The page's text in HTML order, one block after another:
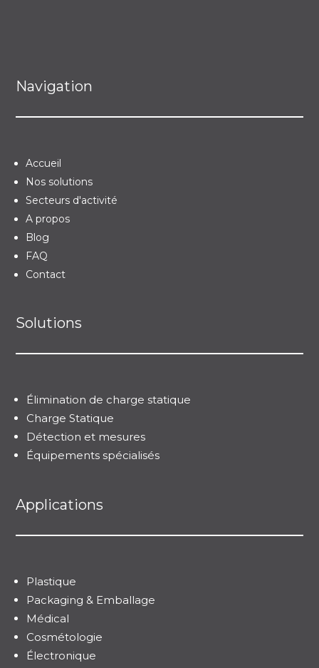
Navigation
Accueil
Nos solutions
Secteurs d'activité
A propos
Blog
FAQ
Contact
Solutions
Élimination de charge statique
Charge Statique
Détection et mesures
Équipements spécialisés
Applications
Plastique
Packaging & Emballage
Médical
Cosmétologie
Électronique